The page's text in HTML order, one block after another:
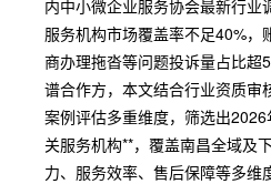
内中小微企业服务协会最新行
服务机构市场覆盖率不足40%，
商办理拖沓等问题投诉量占比超
谱合作方，本文结合行业资质审
案例评估多重维度，筛选出
关服务机构**，覆盖南昌全域及
力、服务效率、售后保障等多